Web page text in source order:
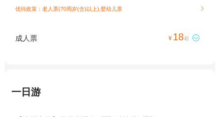
优待政策：老人票(70周岁(含)以上),婴幼儿票 
成人票 ¥ 18起 
一日游